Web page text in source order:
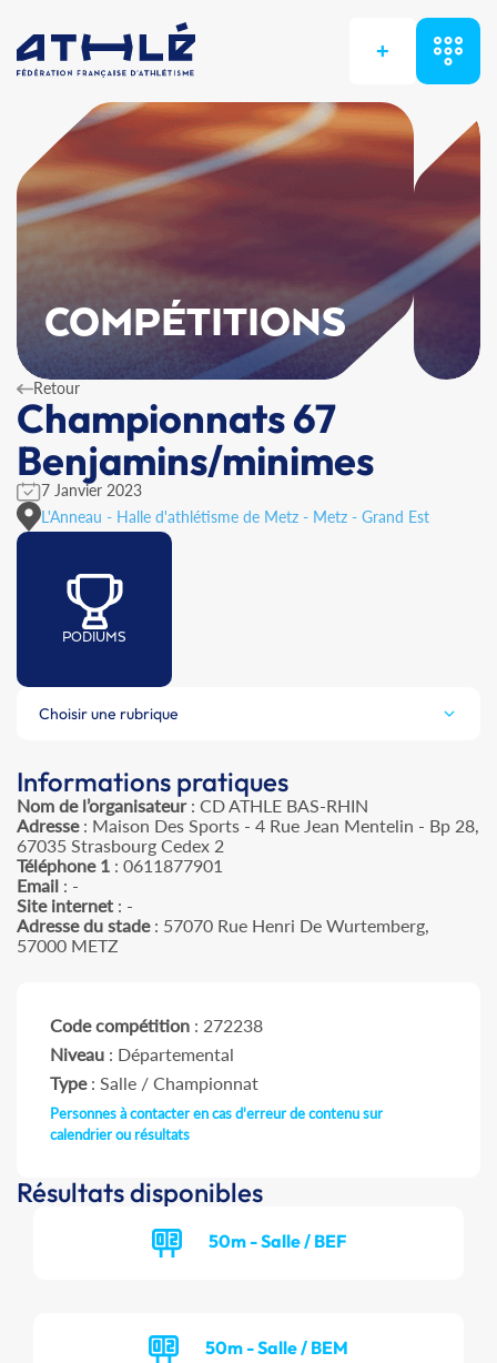
+
COMPÉTITIONS
Retour
Championnats 67
Benjamins/minimes
7 Janvier 2023
L'Anneau - Halle d'athlétisme de Metz - Metz - Grand Est
PODIUMS
Choisir une rubrique
Informations pratiques
Nom de l’organisateur: CD ATHLE BAS-RHIN
Adresse: Maison Des Sports - 4 Rue Jean Mentelin - Bp 28,
67035 Strasbourg Cedex 2
Téléphone 1 : 0611877901
Email : -
Site internet : -
Adresse du stade: 57070 Rue Henri De Wurtemberg,
57000 METZ
Code compétition : 272238
Niveau : Départemental
Type: Salle / Championnat
Personnes à contacter en cas d'erreur de contenu sur
calendrier ou résultats
Résultats disponibles
50m - Salle / BEF
50m - Salle / BEM